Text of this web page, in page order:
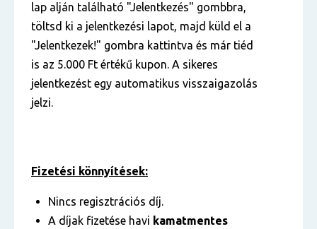
lap alján található "Jelentkezés" gombbra,
töltsd ki a jelentkezési lapot, majd küld el a
"Jelentkezek!" gombra kattintva és már tiéd
is az 5.000 Ft értékű kupon. A sikeres
jelentkezést egy automatikus visszaigazolás
jelzi.
Fizetési könnyítések:
Nincs regisztrációs díj.
A díjak fizetése havi kamatmentes